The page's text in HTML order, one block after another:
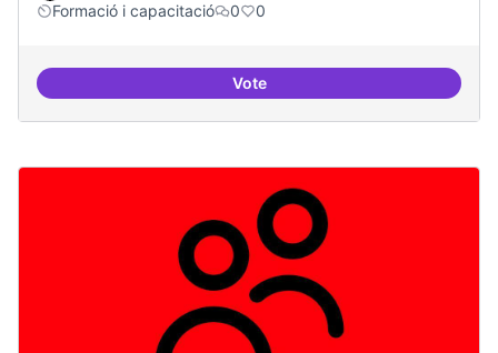
Formació i capacitació
0 0
VoteEspai acompanyament periòdic